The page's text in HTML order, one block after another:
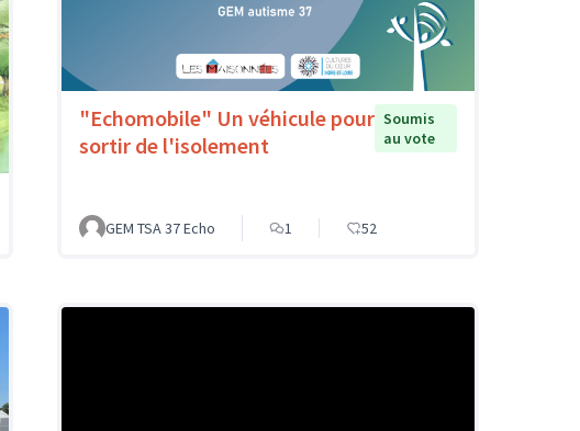
"Echomobile" Un véhicule pour
sortir de l'isolement
Soumis
au vote
GEM TSA 37 Echo 1 52